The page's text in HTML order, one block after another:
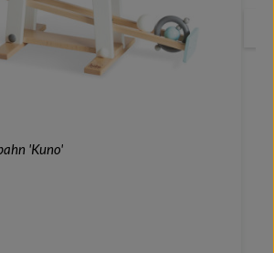
'Kuno'